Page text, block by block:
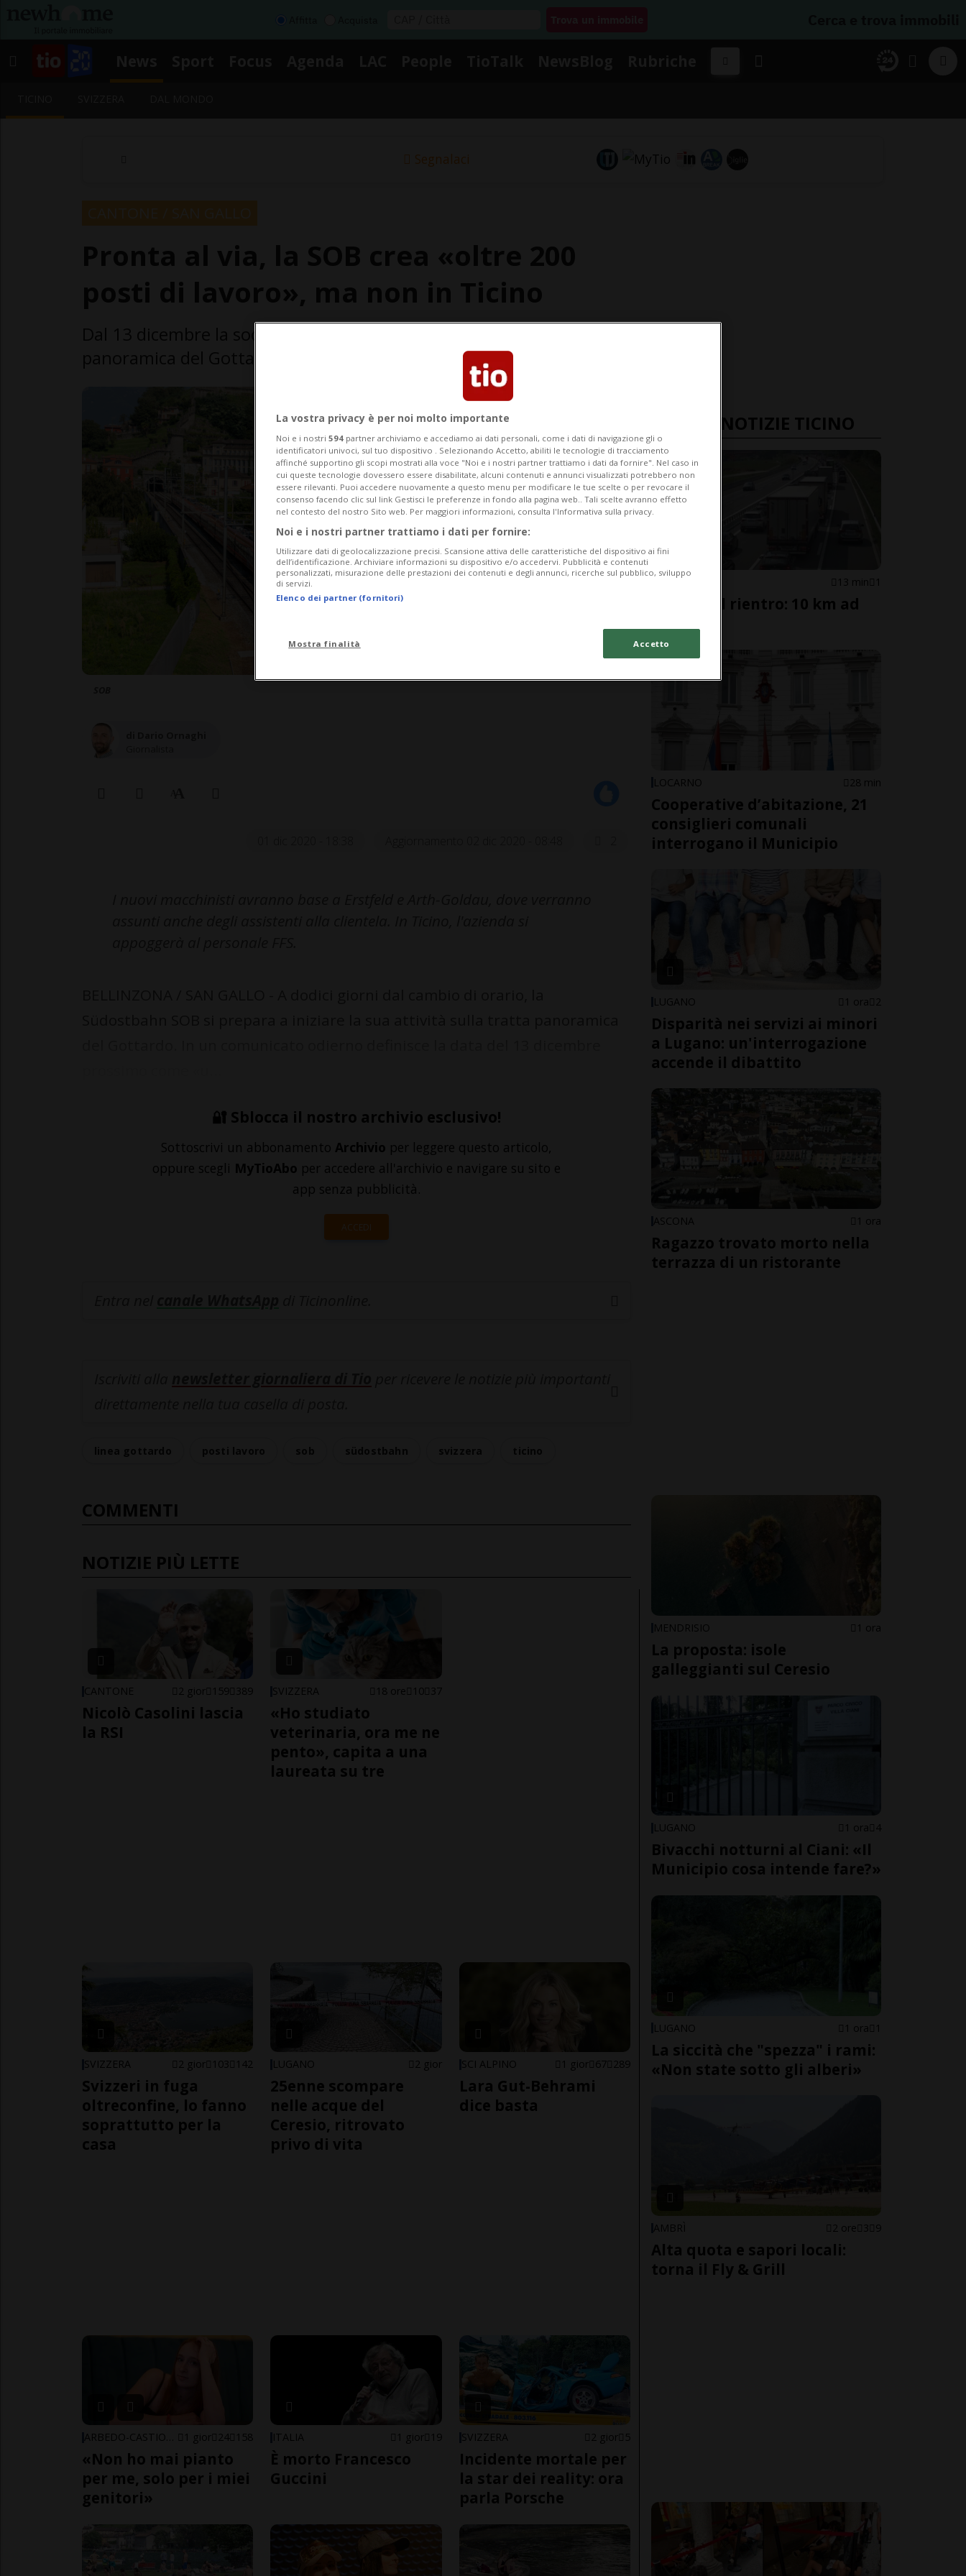
Segnalaci
🔐 Sblocca il nostro archivio esclusivo!
Sottoscrivi un abbonamento Archivio per leggere questo articolo,
oppure scegli MyTioAbo per accedere all'archivio e navigare su sito e
app senza pubblicità.
ACCEDI
COMMENTI
NOTIZIE PIÙ LETTE
CANTONE 2 gior 159 389
Nicolò Casolini lascia
la RSI
SVIZZERA 18 ore 10 37
«Ho studiato
veterinaria, ora me ne
pento», capita a una
laureata su tre
SVIZZERA 2 gior 103 142
Svizzeri in fuga
oltreconfine, lo fanno
soprattutto per la
casa
LUGANO 2 gior
25enne scompare
nelle acque del
Ceresio, ritrovato
privo di vita
SCI ALPINO 1 gior 67 289
Lara Gut-Behrami
dice basta
1 gior 24 158
«Non ho mai pianto
per me, solo per i miei
genitori»
ITALIA 1 gior 19
È morto Francesco
Guccini
SVIZZERA 2 gior 5
Incidente mortale per
la star dei reality: ora
parla Porsche
ULTIME NOTIZIE TICINO
TRAFFICO 13 min 1
È l'ora del rientro: 10 km ad
LOCARNO 28 min
Cooperative d’abitazione, 21
consiglieri comunali
interrogano il Municipio
LUGANO 1 ora 2
Disparità nei servizi ai minori
a Lugano: un'interrogazione
accende il dibattito
ASCONA 1 ora
Ragazzo trovato morto nella
terrazza di un ristorante
MENDRISIO 1 ora
La proposta: isole
galleggianti sul Ceresio
LUGANO 1 ora 4
Bivacchi notturni al Ciani: «Il
Municipio cosa intende fare?»
LUGANO 1 ora 1
La siccità che "spezza" i rami:
«Non state sotto gli alberi»
AMBRÌ 2 ore 3 9
Alta quota e sapori locali:
torna il Fly & Grill
La vostra privacy è per noi molto importante
Noi e i nostri 594 partner archiviamo e accediamo ai dati personali, come i dati di navigazione gli o
identificatori univoci, sul tuo dispositivo . Selezionando Accetto, abiliti le tecnologie di tracciamento
affinché supportino gli scopi mostrati alla voce "Noi e i nostri partner trattiamo i dati da fornire". Nel caso in
cui queste tecnologie dovessero essere disabilitate, alcuni contenuti e annunci visualizzati potrebbero non
essere rilevanti. Puoi accedere nuovamente a questo menu per modificare le tue scelte o per revocare il
consenso facendo clic sul link Gestisci le preferenze in fondo alla pagina web.. Tali scelte avranno effetto
nel contesto del nostro Sito web. Per maggiori informazioni, consulta l'Informativa sulla privacy.
Noi e i nostri partner trattiamo i dati per fornire:
Utilizzare dati di geolocalizzazione precisi. Scansione attiva delle caratteristiche del dispositivo ai fini
dell’identificazione. Archiviare informazioni su dispositivo e/o accedervi. Pubblicità e contenuti
personalizzati, misurazione delle prestazioni dei contenuti e degli annunci, ricerche sul pubblico, sviluppo
di servizi.
Elenco dei partner (fornitori)
Mostra finalità Accetto